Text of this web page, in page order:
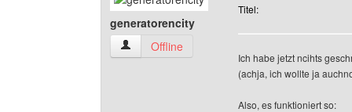
generatorencity
generatorencity Benutzer-Profile anzeigen
Offline
Titel:
Ich habe jetzt ncihts
(achja, ich wollte ja
Also, es funktioniert so: